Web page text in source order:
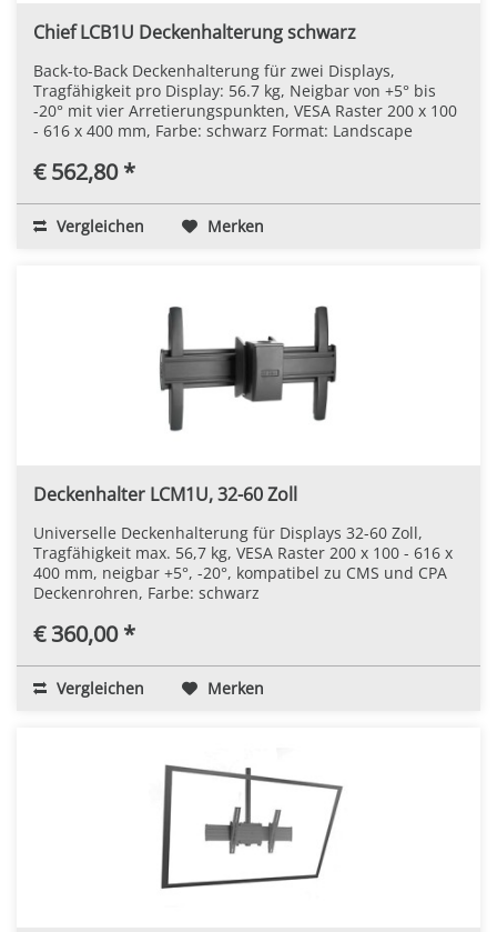
Chief LCB1U Deckenhalterung schwarz
Back-to-Back Deckenhalterung für zwei Displays,
Tragfähigkeit pro Display: 56.7 kg, Neigbar von +5° bis
-20° mit vier Arretierungspunkten, VESA Raster 200 x 100
- 616 x 400 mm, Farbe: schwarz Format: Landscape
€ 562,80 *
Vergleichen Merken
Deckenhalter LCM1U, 32-60 Zoll
Universelle Deckenhalterung für Displays 32-60 Zoll,
Tragfähigkeit max. 56,7 kg, VESA Raster 200 x 100 - 616 x
400 mm, neigbar +5°, -20°, kompatibel zu CMS und CPA
Deckenrohren, Farbe: schwarz
€ 360,00 *
Vergleichen Merken